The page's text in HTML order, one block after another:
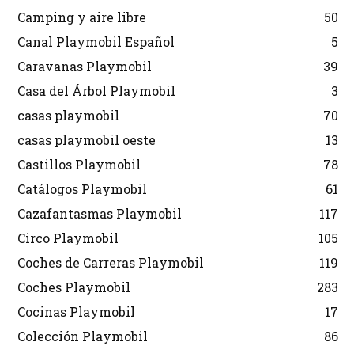
Camping y aire libre
50
Canal Playmobil Español
5
Caravanas Playmobil
39
Casa del Árbol Playmobil
3
casas playmobil
70
casas playmobil oeste
13
Castillos Playmobil
78
Catálogos Playmobil
61
Cazafantasmas Playmobil
117
Circo Playmobil
105
Coches de Carreras Playmobil
119
Coches Playmobil
283
Cocinas Playmobil
17
Colección Playmobil
86